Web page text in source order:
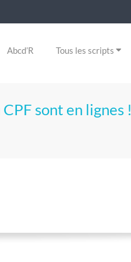
Abcd’R Tous les scripts
sont en lignes !